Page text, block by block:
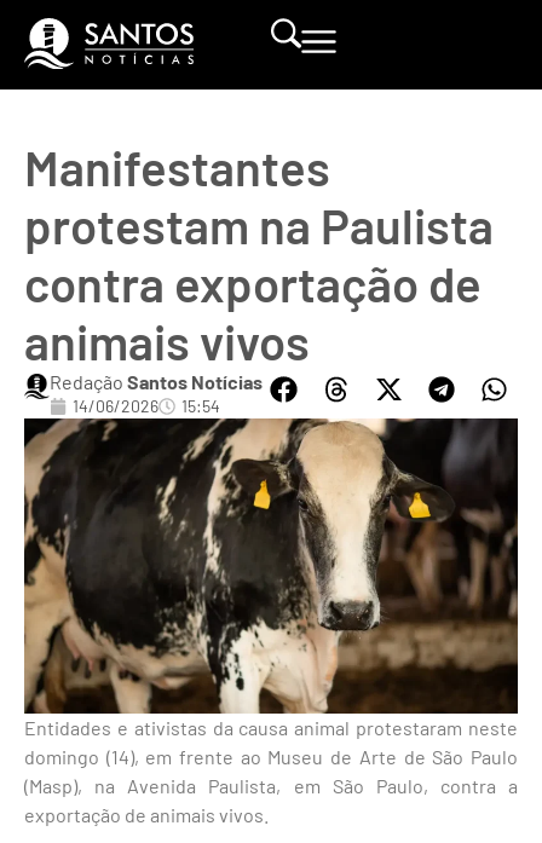
Manifestantes
protestam na Paulista
contra exportação de
animais vivos
Redação Santos Notícias
14/06/2026 15:54
Entidades e ativistas da causa animal protestaram neste
domingo (14), em frente ao Museu de Arte de São Paulo
(Masp), na Avenida Paulista, em São Paulo, contra a
exportação de animais vivos.